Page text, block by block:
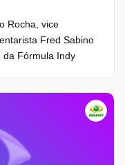
Rocha, vice
Fred Sabino
da Fórmula Indy